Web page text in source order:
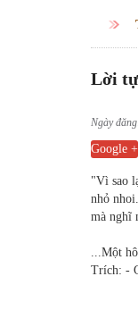
Lời tự
Ngày
Google +
"Vì sao
nhỏ
mà nghĩ
...Một
Trích: -